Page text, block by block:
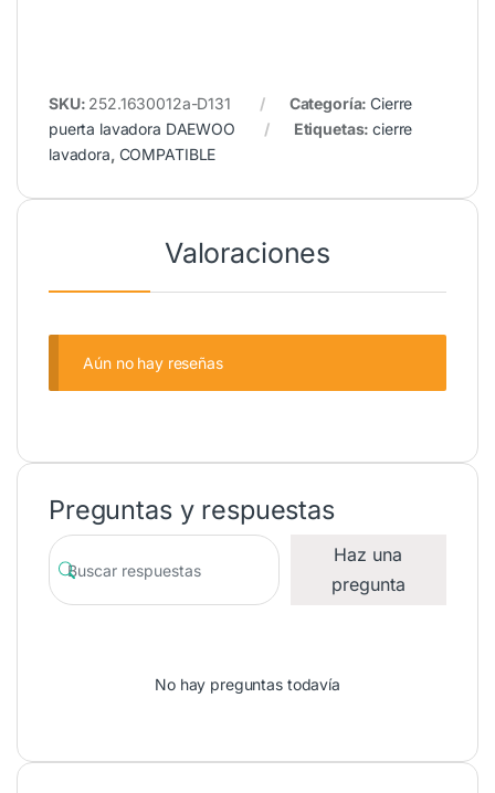
SKU: 252.1630012a-D131 Categoría:Cierre
puerta lavadora DAEWOO
Etiquetas:cierre
lavadora, COMPATIBLE
Valoraciones
Aún no hay reseñas
Preguntas y respuestas
Haz una
pregunta
No hay preguntas todavía